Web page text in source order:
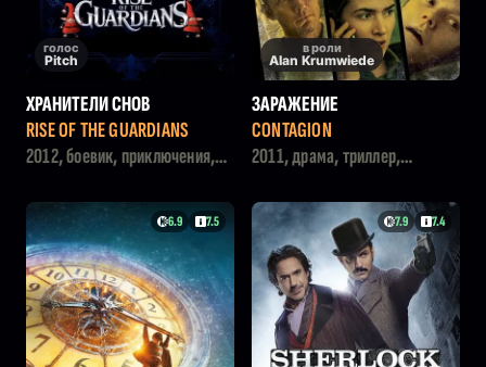
голос
Pitch
ХРАНИТЕЛИ СНОВ
RISE OF THE GUARDIANS
2012, боевик, приключения,
фэнтези
в роли
Alan Krumwiede
ЗАРАЖЕНИЕ
CONTAGION
2011, драма, триллер,
6.9 7.5 7.9 7.4